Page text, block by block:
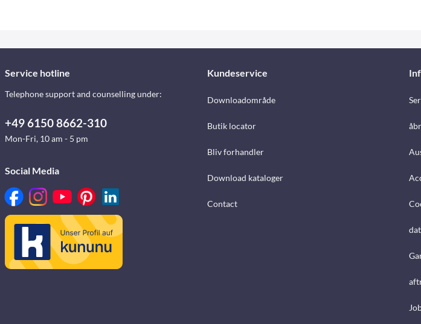
Service hotline
Telephone support and counselling under:
+49 6150 8662-310
Mon-Fri, 10 am - 5 pm
Social Media
Kundeservice
Downloadområde
Butik locator
Bliv forhandler
Download kataloger
Contact